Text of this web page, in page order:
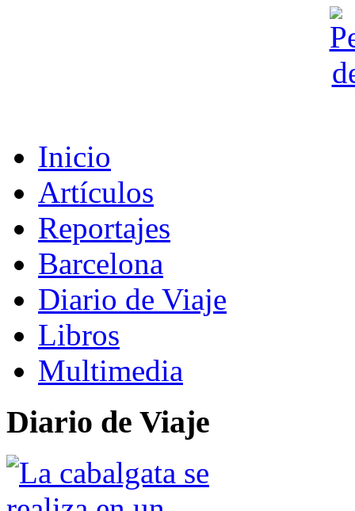
Inicio
Artículos
Reportajes
Barcelona
Diario de Viaje
Libros
Multimedia
Diario de Viaje